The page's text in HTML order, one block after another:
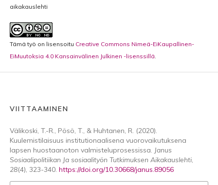
aikakauslehti
Tämä työ on lisensoitu Creative Commons Nimeä-EiKaupallinen-
EiMuutoksia 4.0 Kansainvälinen Julkinen -lisenssillä.
VIITTAAMINEN
Välikoski, T.-R., Pösö, T., & Huhtanen, R. (2020).
Kuulemistilaisuus institutionaalisena vuorovaikutuksena
lapsen huostaanoton valmisteluprosessissa. Janus
Sosiaalipolitiikan Ja sosiaalityön Tutkimuksen Aikakauslehti,
28(4), 323-340. https://doi.org/10.30668/janus.89056